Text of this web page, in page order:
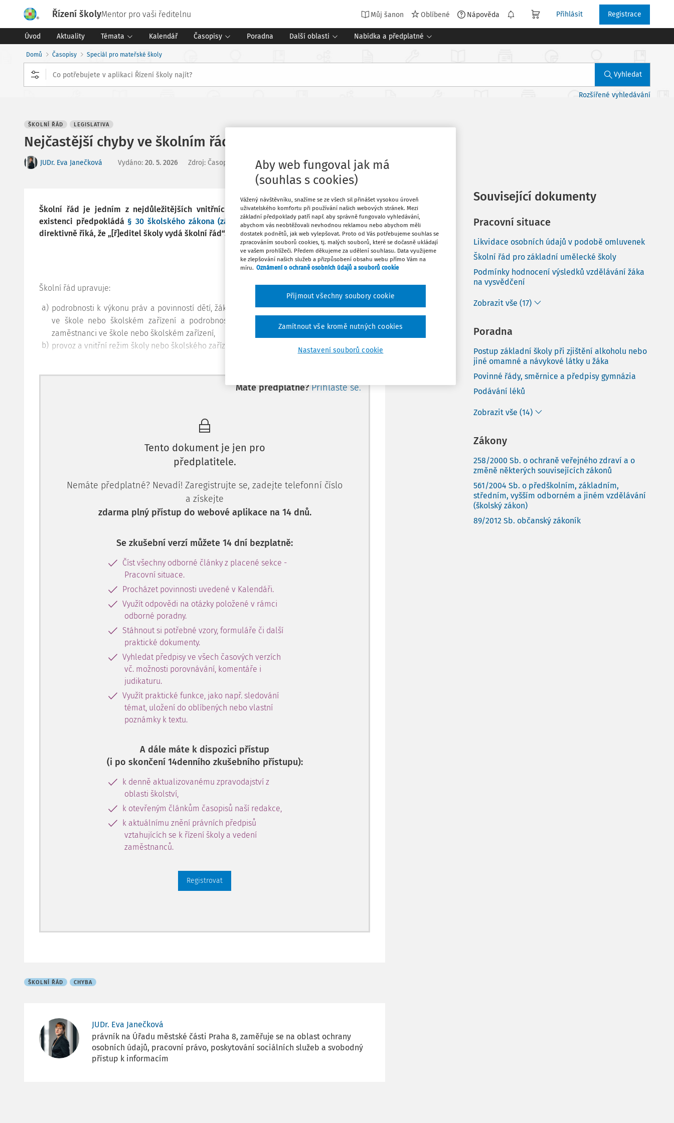
Řízení školyMentor pro vaši ředitelnu Můj šanon Oblíbené Nápověda Přihlásit Registrace
Úvod Aktuality Témata Kalendář Časopisy Poradna Další oblasti Nabídka a předplatné
Domů Časopisy Speciál pro mateřské školy
Vyhledat
Rozšířené vyhledávání
ŠKOLNÍ ŘÁD LEGISLATIVA
Nejčastější chyby ve školním řádu mateřských škol
JUDr. Eva Janečková Vydáno: 20. 5. 2026 Zdroj: Časopis Speciál pro mateřské školy Vydání: 3/2026 10 minut čtení
Školní řád je jedním z nejdůležitějších vnitřních předpisů, které škola vydává. Jeho
existenci předpokládá § 30 školského zákona (zákon č. 561/2004 Sb.). Toto ustanovení
direktivně říká, že „[ř]editel školy vydá školní řád“.
Školní řád upravuje:
a) podrobnosti k výkonu práv a povinností dětí, žáků, studentů a jejich zákonných zástupců
ve škole nebo školském zařízení a podrobnosti o pravidlech vzájemných vztahů se
zaměstnanci ve škole nebo školském zařízení,
b) provoz a vnitřní režim školy nebo školského zařízení,
Máte předplatné? Přihlaste se.
Tento dokument je jen pro
předplatitele.
Nemáte předplatné? Nevadí! Zaregistrujte se, zadejte telefonní číslo
a získejte
zdarma plný přístup do webové aplikace na 14 dnů.
Se zkušební verzí můžete 14 dní bezplatně:
Číst všechny odborné články z placené sekce -
Pracovní situace.
Procházet povinnosti uvedené v Kalendáři.
Využít odpovědi na otázky položené v rámci
odborné poradny.
Stáhnout si potřebné vzory, formuláře či další
praktické dokumenty.
Vyhledat předpisy ve všech časových verzích
vč. možnosti porovnávání, komentáře i
judikaturu.
Využít praktické funkce, jako např. sledování
témat, uložení do oblíbených nebo vlastní
poznámky k textu.
A dále máte k dispozici přístup
(i po skončení 14denního zkušebního přístupu):
k denně aktualizovanému zpravodajství z
oblasti školství,
k otevřeným článkům časopisů naší redakce,
k aktuálnímu znění právních předpisů
vztahujících se k řízení školy a vedení
zaměstnanců.
Registrovat
ŠKOLNÍ ŘÁD CHYBA
JUDr. Eva Janečková
právník na Úřadu městské části Praha 8, zaměřuje se na oblast ochrany
osobních údajů, pracovní právo, poskytování sociálních služeb a svobodný
přístup k informacím
Oblíbené
Stáhnout
Související dokumenty
Pracovní situace
Likvidace osobních údajů v podobě omluvenek
Školní řád pro základní umělecké školy
Podmínky hodnocení výsledků vzdělávání žáka
na vysvědčení
Zobrazit vše (17)
Poradna
Postup základní školy při zjištění alkoholu nebo
jiné omamné a návykové látky u žáka
Povinné řády, směrnice a předpisy gymnázia
Podávání léků
Zobrazit vše (14)
Zákony
258/2000 Sb. o ochraně veřejného zdraví a o
změně některých souvisejících zákonů
561/2004 Sb. o předškolním, základním,
středním, vyšším odborném a jiném vzdělávání
(školský zákon)
89/2012 Sb. občanský zákoník
Aby web fungoval jak má
(souhlas s cookies)
Vážený návštěvníku, snažíme se ze všech sil přinášet vysokou úroveň
uživatelského komfortu při používání našich webových stránek. Mezi
základní předpoklady patří např. aby správně fungovalo vyhledávání,
abychom vás neobtěžovali nevhodnou reklamou nebo abychom měli
dostatek podnětů, jak web vylepšovat. Proto od Vás potřebujeme souhlas se
zpracováním souborů cookies, tj. malých souborů, které se dočasně ukládají
ve vašem prohlížeči. Předem děkujeme za udělení souhlasu. Data využijeme
ke zlepšování našich služeb a přizpůsobení obsahu webu přímo Vám na
míru. Oznámení o ochraně osobních údajů a souborů cookie
Nastavení souborů cookie
Zamítnout vše kromě nutných cookies
Přijmout všechny soubory cookie